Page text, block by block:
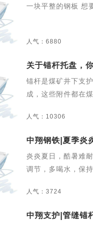
一块平整的钢板 想
人气：6880
关于锚杆托盘，
锚杆是煤矿井下支
成，这些附件都在
人气：10306
中翔钢铁|夏季炎
炎炎夏日，酷暑难
调节，多喝水，保
人气：3724
中翔支护|管缝锚